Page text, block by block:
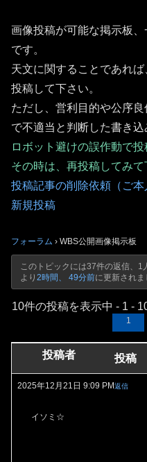
画像投稿が可能な掲示板
です。
天文に関することであれ
投稿して下さい。
ただし、営利目的や公序
で不適当と判断した書き込
ロボット避けの誤作動で
その時は、再投稿してみて
投稿記事の削除依頼（ご本
新規投稿
フォーラム › WBS公開画像掲示板
このトピックには37件の返信、1
より 2時間、 49分前に更新されま
10件の投稿を表示中 - 1 -
1
投稿者 投稿
2025年12月21日 9:09 PM返信
イソミ☆